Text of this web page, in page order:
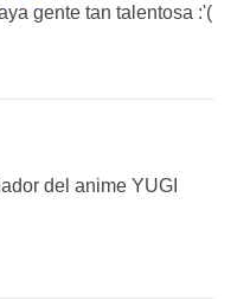
gente tan talentosa :'(
del anime YUGI